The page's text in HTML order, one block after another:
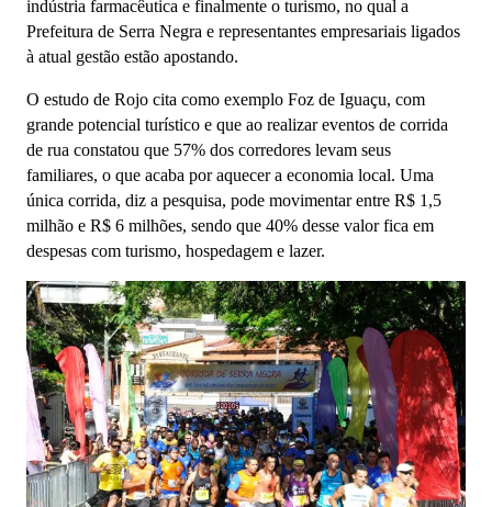
indústria farmacêutica e finalmente o turismo, no qual a
Prefeitura de Serra Negra e representantes empresariais ligados
à atual gestão estão apostando.
O estudo de Rojo cita como exemplo Foz de Iguaçu, com
grande potencial turístico e que ao realizar eventos de corrida
de rua constatou que 57% dos corredores levam seus
familiares, o que acaba por aquecer a economia local. Uma
única corrida, diz a pesquisa, pode movimentar entre R$ 1,5
milhão e R$ 6 milhões, sendo que 40% desse valor fica em
despesas com turismo, hospedagem e lazer.